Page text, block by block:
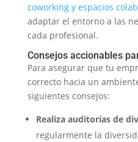
coworking y espacios
adaptar el entorno a las
cada profesional.
Consejos accionables
Para asegurar que tu
correcto hacia un
siguientes consejos:
Realiza auditorías de
regularmente la